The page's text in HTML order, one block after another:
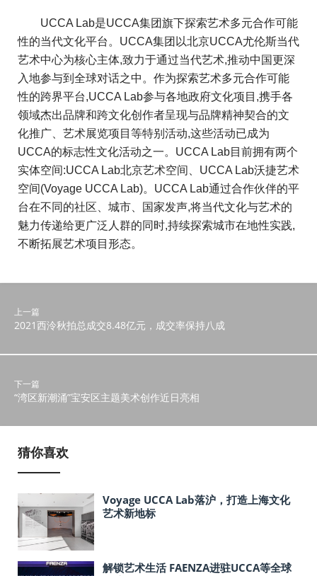
UCCA Lab是UCCA集团旗下探索艺术多元合作可能
性的当代文化平台。UCCA集团以北京UCCA尤伦斯当代
艺术中心为核心主体,致力于通过当代艺术,推动中国更深
入地参与到全球对话之中。作为探索艺术多元合作可能
性的跨界平台,UCCA Lab参与各地政府文化项目,携手各
领域杰出品牌和跨文化创作者呈现与品牌精神契合的文
化推广、艺术展览项目等特别活动,这些活动已成为
UCCA的标志性文化活动之一。UCCA Lab目前拥有两个
实体空间:UCCA Lab北京艺术空间、UCCA Lab沃捷艺术
空间(Voyage UCCA Lab)。UCCA Lab通过合作伙伴的平
台在不同的社区、城市、国家发声,将当代文化与艺术的
魅力传递给更广泛人群的同时,持续探索城市在地性实践,
不断拓展艺术项目形态。
上一篇
2021西泠秋拍总成交8.48亿元，成交率保持八成
下一篇
“湾区新潮涌”宝安区主题美术创作近日亮相
猜你喜欢
Voyage UCCA Lab落沪，打造上海文化
艺术新地标
解锁艺术生活 FAENZA进驻UCCA等全球